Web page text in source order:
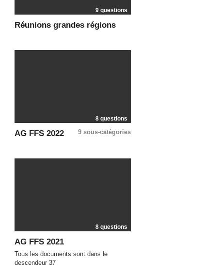
9 questions
Réunions grandes régions
8 questions
AG FFS 2022 9 sous-catégories
8 questions
AG FFS 2021
Tous les documents sont dans le
descendeur 37